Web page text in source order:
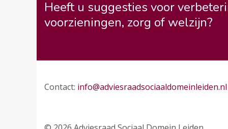
Heeft u suggesties voor
voorzieningen, zorg of welzijn?
Contact: info@adviesraadsociaaldomeinleiden.nl